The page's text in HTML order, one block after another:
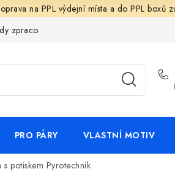
na PPL výdejní místa a do PPL boxů
zpracování ochrany osobních údajů
PRO PÁRY VLASTNÍ MOTIV
s potiskem Pyrotechnik